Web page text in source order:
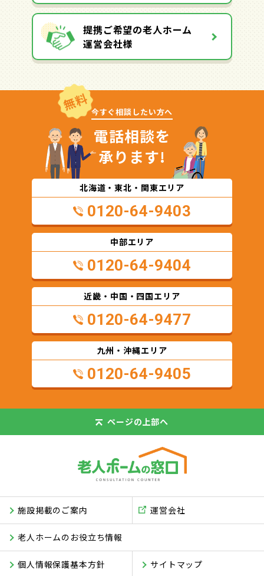
提携ご希望の老人ホーム
運営会社様
無料 今すぐ相談したい方へ
電話相談を
承ります!
北海道・東北・関東エリア
0120-64-9403
中部エリア
0120-64-9404
近畿・中国・四国エリア
0120-64-9477
九州・沖縄エリア
0120-64-9405
ページの 上部へ
施設掲載のご案内
老人ホームのお役立ち情報
サイトマップ
運営会社
個人情報保護基本方針